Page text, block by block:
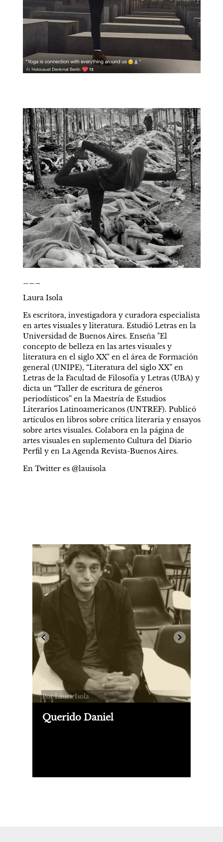
Laura Isola
Es escritora, investigadora y curadora especialista
en artes visuales y literatura. Estudió Letras en la
Universidad de Buenos Aires. Enseña "El
concepto de belleza en las artes visuales y
literatura en el siglo XX" en el área de Formación
general (UNIPE), “Literatura del siglo XX” en
Letras de la Facultad de Filosofía y Letras (UBA) y
dicta un “Taller de escritura de géneros
periodísticos” en la Maestría de Estudios
Literarios Latinoamericanos (UNTREF). Publicó
artículos en libros sobre crítica literaria y ensayos
sobre artes visuales. Colabora en la página de
artes visuales en suplemento Cultura del Diario
Perfil y en La Agenda Revista-Buenos Aires.
En Twitter es @lauisola
Por Laura Isola
Querido Daniel